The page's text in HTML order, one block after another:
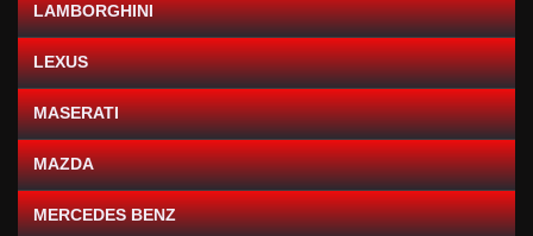
LAMBORGHINI
LEXUS
MASERATI
MAZDA
MERCEDES BENZ